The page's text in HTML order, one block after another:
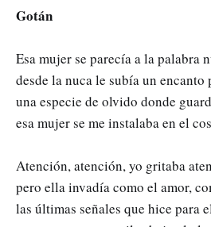
Gotán
Esa mujer se parecía a la palabra
desde la nuca le subía un encanto
una especie de olvido donde
esa mujer se me instalaba en el
Atención, atención, yo gritaba
pero ella invadía como el amor,
las últimas señales que hice para